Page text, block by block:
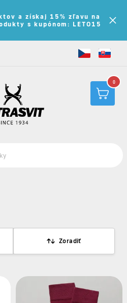
a získaj 15% zľavu na
s kupónom: LETO15
0
Zoradiť